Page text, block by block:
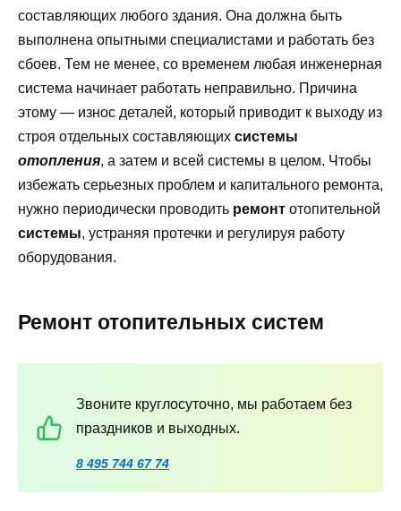
составляющих любого здания. Она должна быть
выполнена опытными специалистами и работать без
сбоев. Тем не менее, со временем любая инженерная
система начинает работать неправильно. Причина
этому — износ деталей, который приводит к выходу из
строя отдельных составляющих системы
отопления, а затем и всей системы в целом. Чтобы
избежать серьезных проблем и капитального ремонта,
нужно периодически проводить ремонт отопительной
системы, устраняя протечки и регулируя работу
оборудования.
Ремонт отопительных систем
Звоните круглосуточно, мы работаем без
праздников и выходных.
8 495 744 67 74